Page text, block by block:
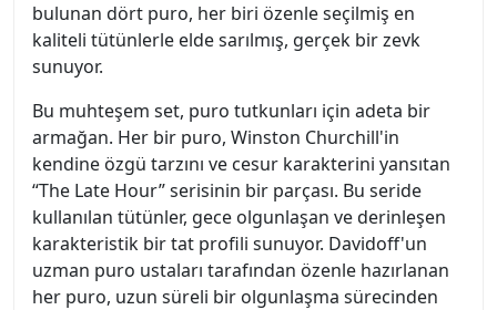
bulunan dört puro, her biri özenle seçilmiş en
kaliteli tütünlerle elde sarılmış, gerçek bir zevk
sunuyor.
Bu muhteşem set, puro tutkunları için adeta bir
armağan. Her bir puro, Winston Churchill'in
kendine özgü tarzını ve cesur karakterini yansıtan
“The Late Hour” serisinin bir parçası. Bu seride
kullanılan tütünler, gece olgunlaşan ve derinleşen
karakteristik bir tat profili sunuyor. Davidoff'un
uzman puro ustaları tarafından özenle hazırlanan
her puro, uzun süreli bir olgunlaşma sürecinden